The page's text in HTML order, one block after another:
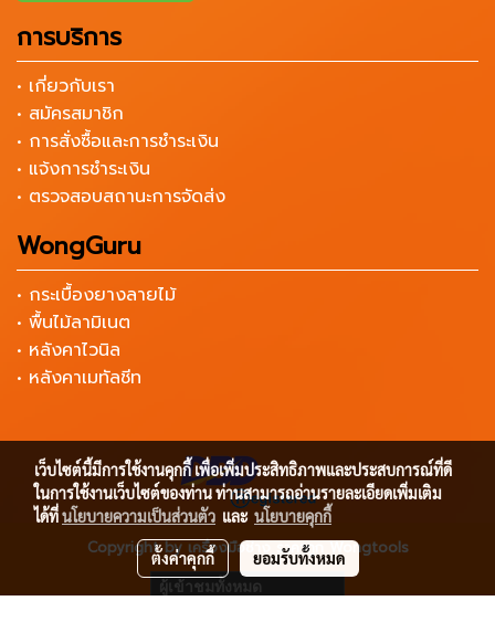
การบริการ
• เกี่ยวกับเรา
• สมัครสมาชิก
• การสั่งซื้อและการชำระเงิน
• แจ้งการชำระเงิน
• ตรวจสอบสถานะการจัดส่ง
WongGuru
• กระเบื้องยางลายไม้
• พื้นไม้ลามิเนต
• หลังคาไวนิล
• หลังคาเมทัลชีท
Copyright by เครื่องมือช่าง ราคาถูก Wongtools
ผู้เข้าชมทั้งหมด
เว็บไซต์นี้มีการใช้งานคุกกี้ เพื่อเพิ่มประสิทธิภาพและประสบการณ์ที่ดี
ในการใช้งานเว็บไซต์ของท่าน ท่านสามารถอ่านรายละเอียดเพิ่มเติม
ได้ที่นโยบายความเป็นส่วนตัว และ นโยบายคุกกี้
ตั้งค่าคุกกี้ ยอมรับทั้งหมด